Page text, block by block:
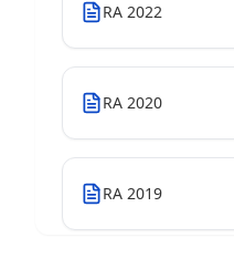
RA 2022
RA 2020
RA 2019